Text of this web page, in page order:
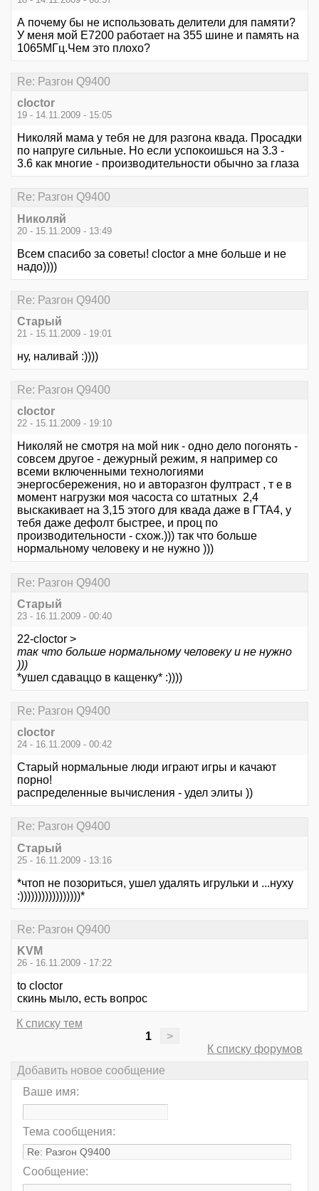
А почему бы не использовать делители для памяти?
У меня мой Е7200 работает на 355 шине и память на
1065МГц.Чем это плохо?
Re: Разгон Q9400
cloctor
19 - 14.11.2009 - 15:05
Николяй мама у тебя не для разгона квада. Просадки
по напруге сильные. Но если успокоишься на 3.3 -
3.6 как многие - производительности обычно за глаза
Re: Разгон Q9400
Николяй
20 - 15.11.2009 - 13:49
Всем спасибо за советы! cloctor а мне больше и не
надо))))
Re: Разгон Q9400
Старый
21 - 15.11.2009 - 19:01
ну, наливай :))))
Re: Разгон Q9400
cloctor
22 - 15.11.2009 - 19:10
Николяй не смотря на мой ник - одно дело погонять -
совсем другое - дежурный режим, я например со
всеми включенными технологиями
энергосбережения, но и авторазгон фултраст , т е в
момент нагрузки моя часоста со штатных 2,4
выскакивает на 3,15 этого для квада даже в ГТА4, у
тебя даже дефолт быстрее, и проц по
производительности - схож.))) так что больше
нормальному человеку и не нужно )))
Re: Разгон Q9400
Старый
23 - 16.11.2009 - 00:40
22-cloctor >
так что больше нормальному человеку и не нужно
)))
*ушел сдаваццо в кащенку* :))))
Re: Разгон Q9400
cloctor
24 - 16.11.2009 - 00:42
Старый нормальные люди играют игры и качают
порно!
распределенные вычисления - удел элиты ))
Re: Разгон Q9400
Старый
25 - 16.11.2009 - 13:16
*чтоп не позориться, ушел удалять игрульки и ...нуху
:)))))))))))))))))*
Re: Разгон Q9400
KVM
26 - 16.11.2009 - 17:22
to cloctor
скинь мыло, есть вопрос
К списку тем
1
>
К списку форумов
Добавить новое сообщение
Ваше имя:
Тема сообщения:
Сообщение: